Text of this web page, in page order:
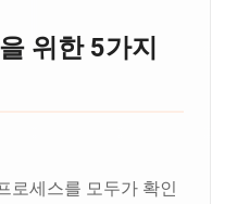
위한 5가지
로세스를 모두가 확인